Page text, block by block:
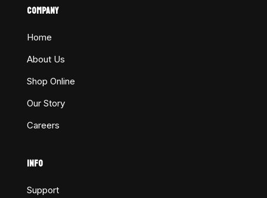
COMPANY
Home
About Us
Shop Online
Our Story
Careers
INFO
Support